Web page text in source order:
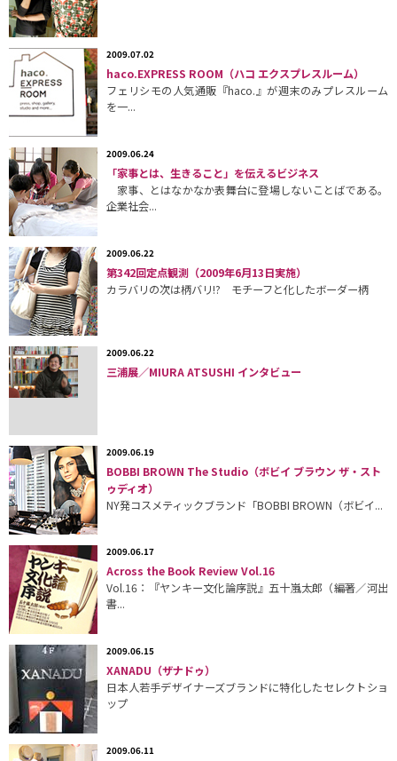
2009.07.02
haco.EXPRESS ROOM（ハコ エクスプレスルーム）
フェリシモの人気通販『haco.』が週末のみプレスルーム
を一...
2009.06.24
「家事とは、生きること」を伝えるビジネス
家事、とはなかなか表舞台に登場しないことばである。
企業社会...
2009.06.22
第342回定点観測（2009年6月13日実施）
カラバリの次は柄バリ!? モチーフと化したボーダー柄
2009.06.22
三浦展／MIURA ATSUSHI インタビュー
2009.06.19
BOBBI BROWN The Studio（ボビイ ブラウン ザ・スト
ゥディオ）
NY発コスメティックブランド「BOBBI BROWN（ボビイ...
2009.06.17
Across the Book Review Vol.16
Vol.16：『ヤンキー文化論序説』五十嵐太郎（編著／河出
書...
2009.06.15
XANADU（ザナドゥ）
日本人若手デザイナーズブランドに特化したセレクトショ
ップ
2009.06.11